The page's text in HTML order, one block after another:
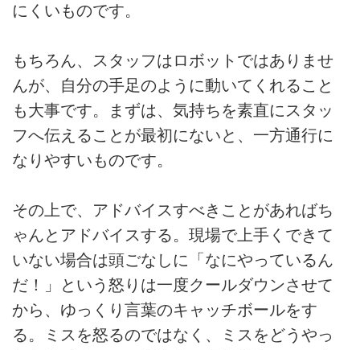
にくいものです。
もちろん、スタッフはロボットではありませ
んが、自分の手足のように動いてくれること
も大事です。まずは、気持ちを素直にスタッ
フへ伝えることが最初にないと、一方通行に
なりやすいものです。
その上で、アドバイスすべきことがあればち
ゃんとアドバイスする。現場で上手くできて
いない場合は頭ごなしに「なにやっているん
だ！」という怒りは一度クールダウンさせて
から、ゆっくり言葉のキャッチボールをす
る。ミスを怒るのではなく、ミスをどうやっ